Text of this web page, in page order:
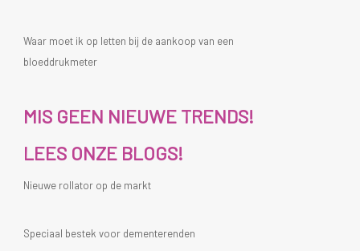
Waar moet ik op letten bij de aankoop van een
bloeddrukmeter
MIS GEEN NIEUWE TRENDS!
LEES ONZE BLOGS!
Nieuwe rollator op de markt
Speciaal bestek voor dementerenden